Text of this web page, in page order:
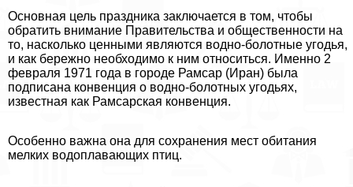
Основная цель праздника заключается в том, чтобы
обратить внимание Правительства и общественности на
то, насколько ценными являются водно-болотные угодья,
и как бережно необходимо к ним относиться. Именно 2
февраля 1971 года в городе Рамсар (Иран) была
подписана конвенция о водно-болотных угодьях,
известная как Рамсарская конвенция.
Особенно важна она для сохранения мест обитания
мелких водоплавающих птиц.